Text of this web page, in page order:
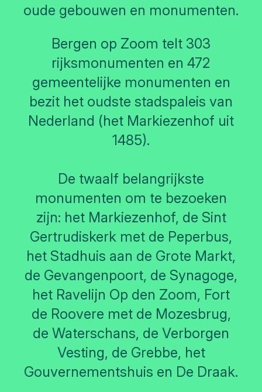
oude gebouwen en monumenten.
Bergen op Zoom telt 303
rijksmonumenten en 472
gemeentelijke monumenten en
bezit het oudste stadspaleis van
Nederland (het Markiezenhof uit
1485).
De twaalf belangrijkste
monumenten om te bezoeken
zijn: het Markiezenhof, de Sint
Gertrudiskerk met de Peperbus,
het Stadhuis aan de Grote Markt,
de Gevangenpoort, de Synagoge,
het Ravelijn Op den Zoom, Fort
de Roovere met de Mozesbrug,
de Waterschans, de Verborgen
Vesting, de Grebbe, het
Gouvernementshuis en De Draak.